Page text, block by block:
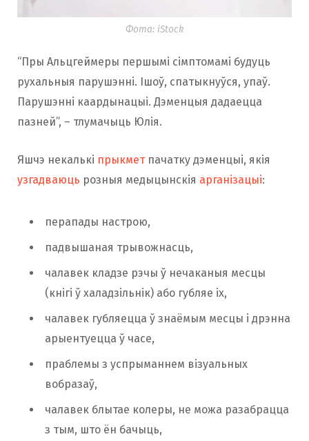
Фота: iStock
“Пры Альцгеймеры першымі сімптомамі будуць
рухальныя парушэнні. Ішоў, спатыкнуўся, упаў.
Парушэнні каардынацыі. Дэменцыя дадаецца
пазней”, – тлумачыць Юлія.
Яшчэ некалькі прыкметпачатку дэменцыі, якія
узгадваюць розныя медыцынскія арганізацыі:
перапады настрою,
падвышаная трывожнасць,
чалавек кладзе рэчы ў нечаканыя месцы
(кнігі ў халадзільнік) або губляе іх,
чалавек губляецца ў знаёмым месцы і дрэнна
арыентуецца ў часе,
праблемы з успрыманнем візуальных
вобразаў,
чалавек блытае колеры, не можа разабрацца
з тым, што ён бачыць,